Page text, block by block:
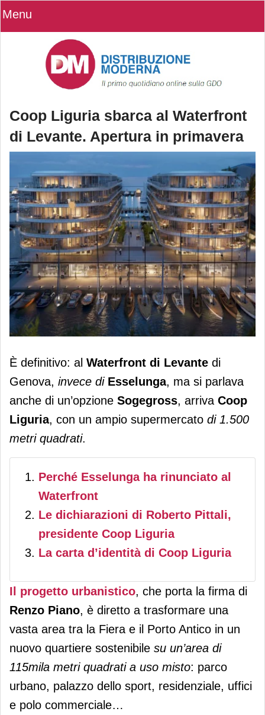
Menu
Coop Liguria sbarca al Waterfront
di Levante. Apertura in primavera
Coop Liguria sbarca al Waterfront di
È definitivo: al Waterfront di Levante di
Genova, invece di Esselunga, ma si parlava
anche di un’opzione Sogegross, arriva Coop
Liguria, con un ampio supermercato di 1.500
metri quadrati.
Perché Esselunga ha rinunciato al
Waterfront
Le dichiarazioni di Roberto Pittali,
presidente Coop Liguria
La carta d’identità di Coop Liguria
Il progetto urbanistico, che porta la firma di
Renzo Piano, è diretto a trasformare una
vasta area tra la Fiera e il Porto Antico in un
nuovo quartiere sostenibile su un’area di
115mila metri quadrati a uso misto: parco
urbano, palazzo dello sport, residenziale, uffici
e polo commerciale…